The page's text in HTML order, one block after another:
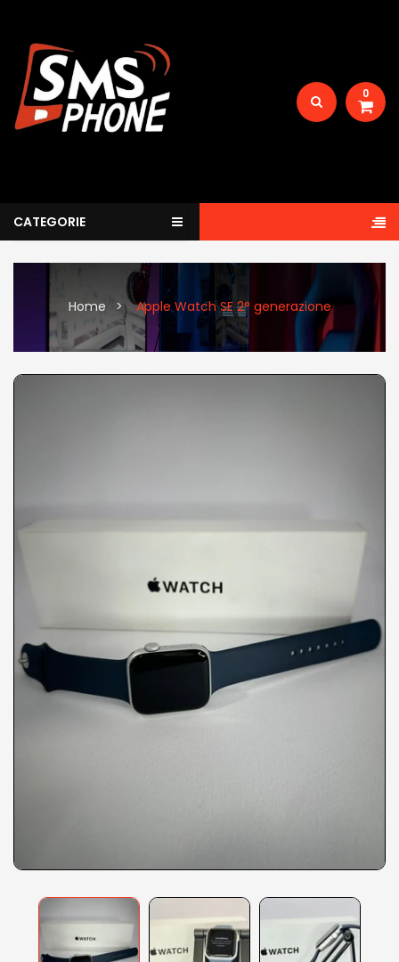
0
CATEGORIE
Home Apple Watch SE 2° generazione